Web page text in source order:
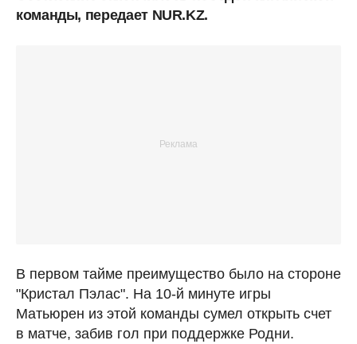
команды, передает NUR.KZ.
В первом тайме преимущество было на стороне
"Кристал Пэлас". На 10-й минуте игры
Матьюрен из этой команды сумел открыть счет
в матче, забив гол при поддержке Родни.